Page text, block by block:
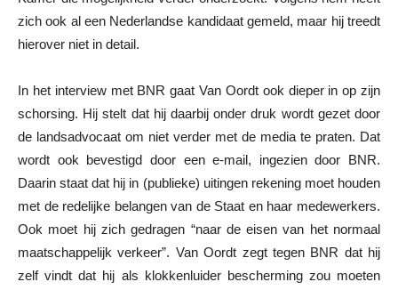
zich ook al een Nederlandse kandidaat gemeld, maar hij treedt
hierover niet in detail.
In het interview met BNR gaat Van Oordt ook dieper in op zijn
schorsing. Hij stelt dat hij daarbij onder druk wordt gezet door
de landsadvocaat om niet verder met de media te praten. Dat
wordt ook bevestigd door een e-mail, ingezien door BNR.
Daarin staat dat hij in (publieke) uitingen rekening moet houden
met de redelijke belangen van de Staat en haar medewerkers.
Ook moet hij zich gedragen “naar de eisen van het normaal
maatschappelijk verkeer”. Van Oordt zegt tegen BNR dat hij
zelf vindt dat hij als klokkenluider bescherming zou moeten